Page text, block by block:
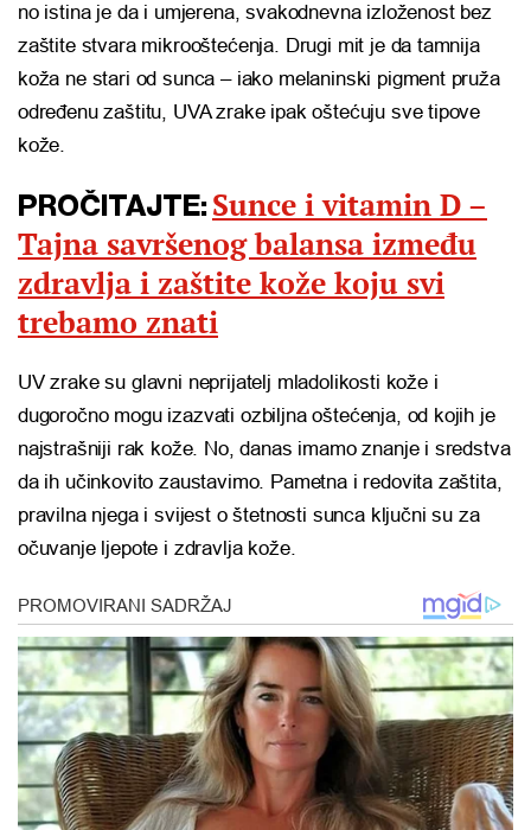
no istina je da i umjerena, svakodnevna izloženost bez
zaštite stvara mikrooštećenja. Drugi mit je da tamnija
koža ne stari od sunca – iako melaninski pigment pruža
određenu zaštitu, UVA zrake ipak oštećuju sve tipove
kože.
PROČITAJTE: Sunce i vitamin D –
Tajna savršenog balansa između
zdravlja i zaštite kože koju svi
trebamo znati
UV zrake su glavni neprijatelj mladolikosti kože i
dugoročno mogu izazvati ozbiljna oštećenja, od kojih je
najstrašniji rak kože. No, danas imamo znanje i sredstva
da ih učinkovito zaustavimo. Pametna i redovita zaštita,
pravilna njega i svijest o štetnosti sunca ključni su za
očuvanje ljepote i zdravlja kože.